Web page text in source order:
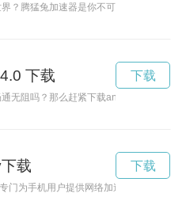
？腾猛兔加速器是你不可或缺的利器！
下载
无阻吗？那么赶紧下载anyconnect加速
下载
载
门为手机用户提供网络加速服务的应用
下载